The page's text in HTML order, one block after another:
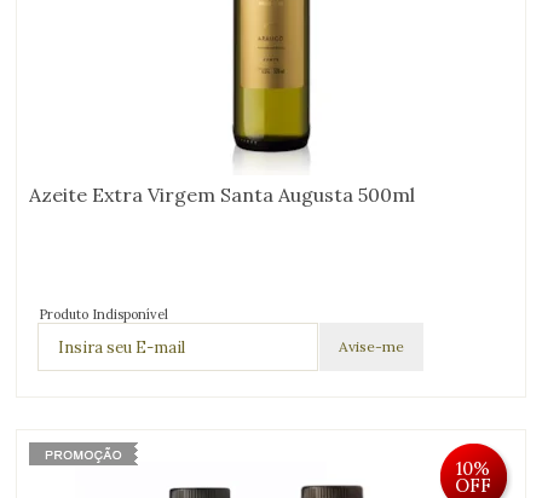
Azeite Extra Virgem Santa Augusta 500ml
Produto Indisponível
10%
OFF